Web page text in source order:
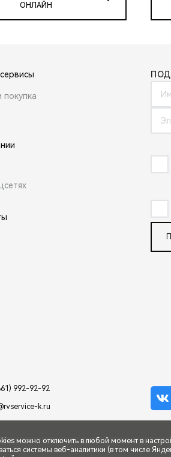
ОНЛАЙН
992-92-92
k.ru
можно отключить в любой момент в
системы веб-аналитики (в том числе